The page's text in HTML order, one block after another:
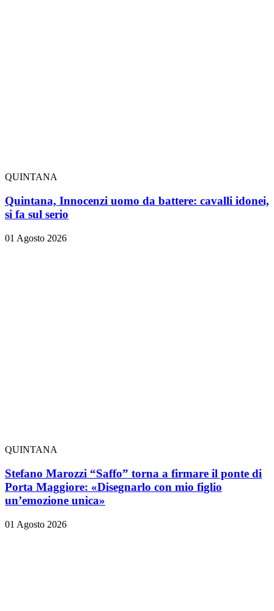
QUINTANA
Quintana, Innocenzi uomo da battere: cavalli idonei,
si fa sul serio
01 Agosto 2026
QUINTANA
Stefano Marozzi “Saffo” torna a firmare il ponte di
Porta Maggiore: «Disegnarlo con mio figlio
un’emozione unica»
01 Agosto 2026